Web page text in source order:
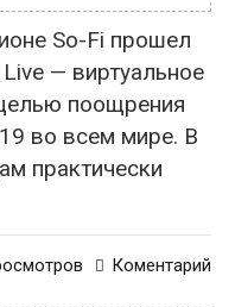
So-Fi прошел
— виртуальное
поощрения
во всем мире. В
практически
Коментарий